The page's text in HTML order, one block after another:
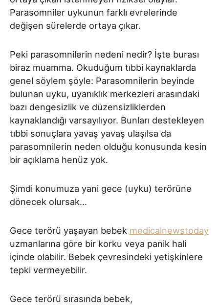
Parasomniler uykunun farklı evrelerinde
değişen sürelerde ortaya çıkar.
Peki parasomnilerin nedeni nedir? İşte burası
biraz muamma. Okuduğum tıbbi kaynaklarda
genel söylem şöyle: Parasomnilerin beyinde
bulunan uyku, uyanıklık merkezleri arasındaki
bazı dengesizlik ve düzensizliklerden
kaynaklandığı varsayılıyor. Bunları destekleyen
tıbbi sonuçlara yavaş yavaş ulaşılsa da
parasomnilerin neden olduğu konusunda kesin
bir açıklama henüz yok.
Şimdi konumuza yani gece (uyku) terörüne
dönecek olursak…
Gece terörü yaşayan bebek medicalnewstoday
uzmanlarına göre bir korku veya panik hali
içinde olabilir. Bebek çevresindeki yetişkinlere
tepki vermeyebilir.
Gece terörü sırasında bebek,